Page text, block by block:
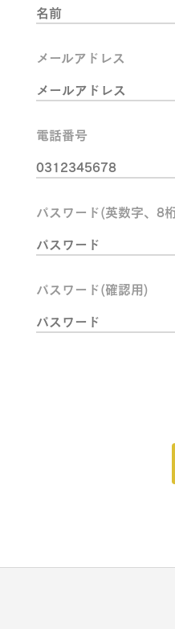
メールアドレス
電話番号
パスワード(英数字、8
パスワード(確認用)